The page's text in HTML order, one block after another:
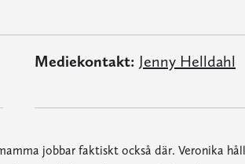
Mediekontakt: Jenny Helldahl
jobbar faktiskt också där. Veronika